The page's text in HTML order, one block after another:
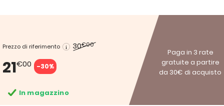
Prezzo di riferimento 30€00
21€00 -30%
Paga in 3 rate
gratuite a partire
da 30€ di acquisto
In magazzino